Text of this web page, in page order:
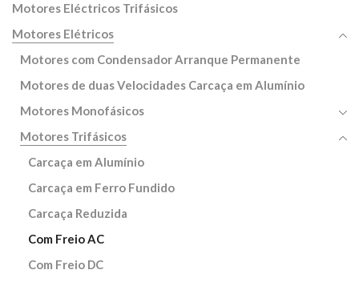
Motores Eléctricos Trifásicos
Motores Elétricos
Motores com Condensador Arranque Permanente
Motores de duas Velocidades Carcaça em Alumínio
Motores Monofásicos
Motores Trifásicos
Carcaça em Alumínio
Carcaça em Ferro Fundido
Carcaça Reduzida
Com Freio AC
Com Freio DC